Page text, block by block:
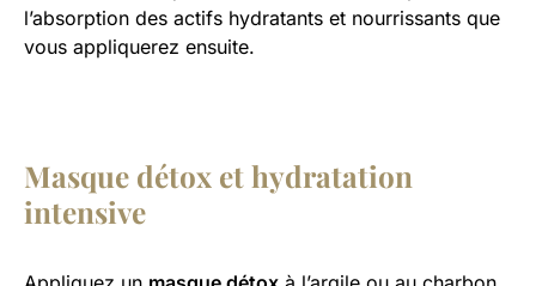
l’absorption des actifs hydratants et nourrissants que
vous appliquerez ensuite.
Masque détox et hydratation
intensive